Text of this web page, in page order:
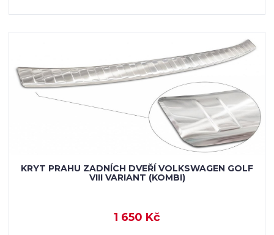
KRYT PRAHU ZADNÍCH DVEŘÍ VOLKSWAGEN GOLF
VIII VARIANT (KOMBI)
1 650 Kč